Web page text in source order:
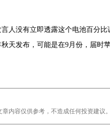
人没有立即透露这个电池百分
天发布，可能是在9月份，届时苹
章内容仅供参考，不造成任何投资建议